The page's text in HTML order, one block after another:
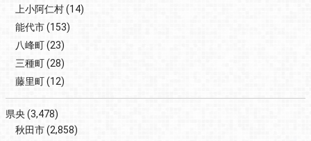
上小阿仁村(14)
能代市(153)
八峰町(23)
三種町(28)
藤里町(12)
県央 (3,478)
秋田市(2,858)